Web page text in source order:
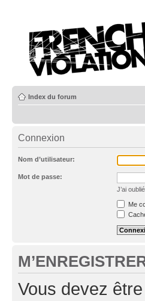
Index du forum
Connexion
Nom d’utilisateur:
Mot de passe:
J’ai
Me
Vous devez